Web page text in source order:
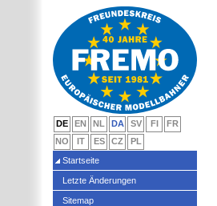
DE EN NL DA SV FI
FR
NO
IT ES CZ
PL
Startseite
Letzte Änderungen
Sitemap